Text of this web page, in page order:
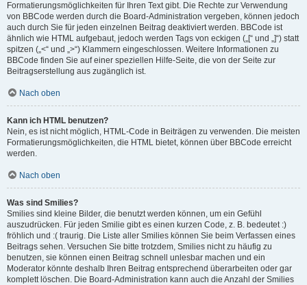
Formatierungsmöglichkeiten für Ihren Text gibt. Die Rechte zur Verwendung
von BBCode werden durch die Board-Administration vergeben, können jedoch
auch durch Sie für jeden einzelnen Beitrag deaktiviert werden. BBCode ist
ähnlich wie HTML aufgebaut, jedoch werden Tags von eckigen („[“ und „]“) statt
spitzen („<“ und „>“) Klammern eingeschlossen. Weitere Informationen zu
BBCode finden Sie auf einer speziellen Hilfe-Seite, die von der Seite zur
Beitragserstellung aus zugänglich ist.
Nach oben
Kann ich HTML benutzen?
Nein, es ist nicht möglich, HTML-Code in Beiträgen zu verwenden. Die meisten
Formatierungsmöglichkeiten, die HTML bietet, können über BBCode erreicht
werden.
Nach oben
Was sind Smilies?
Smilies sind kleine Bilder, die benutzt werden können, um ein Gefühl
auszudrücken. Für jeden Smilie gibt es einen kurzen Code, z. B. bedeutet :)
fröhlich und :( traurig. Die Liste aller Smilies können Sie beim Verfassen eines
Beitrags sehen. Versuchen Sie bitte trotzdem, Smilies nicht zu häufig zu
benutzen, sie können einen Beitrag schnell unlesbar machen und ein
Moderator könnte deshalb Ihren Beitrag entsprechend überarbeiten oder gar
komplett löschen. Die Board-Administration kann auch die Anzahl der Smilies